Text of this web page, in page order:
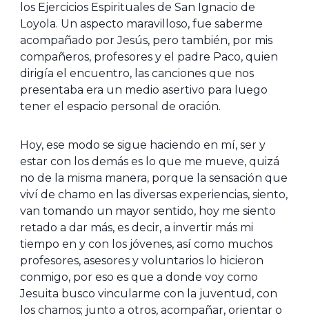
los Ejercicios Espirituales de San Ignacio de
Loyola. Un aspecto maravilloso, fue saberme
acompañado por Jesús, pero también, por mis
compañeros, profesores y el padre Paco, quien
dirigía el encuentro, las canciones que nos
presentaba era un medio asertivo para luego
tener el espacio personal de oración.
Hoy, ese modo se sigue haciendo en mí, ser y
estar con los demás es lo que me mueve, quizá
no de la misma manera, porque la sensación que
viví de chamo en las diversas experiencias, siento,
van tomando un mayor sentido, hoy me siento
retado a dar más, es decir, a invertir más mi
tiempo en y con los jóvenes, así como muchos
profesores, asesores y voluntarios lo hicieron
conmigo, por eso es que a donde voy como
Jesuita busco vincularme con la juventud, con
los chamos; junto a otros, acompañar, orientar o